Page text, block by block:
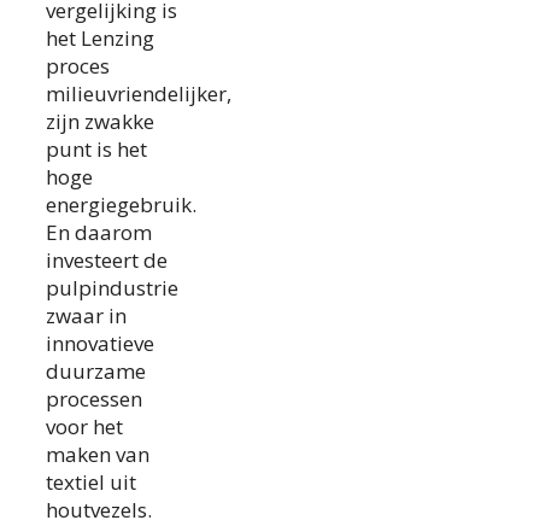
vergelijking is
het Lenzing
proces
milieuvriendelijker,
zijn zwakke
punt is het
hoge
energiegebruik.
En daarom
investeert de
pulpindustrie
zwaar in
innovatieve
duurzame
processen
voor het
maken van
textiel uit
houtvezels.